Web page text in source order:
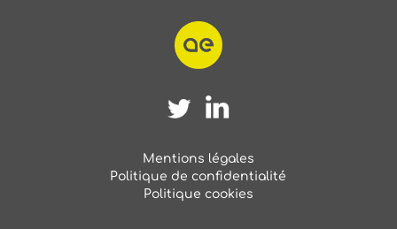
Mentions légales
Politique de confidentialité
Politique cookies